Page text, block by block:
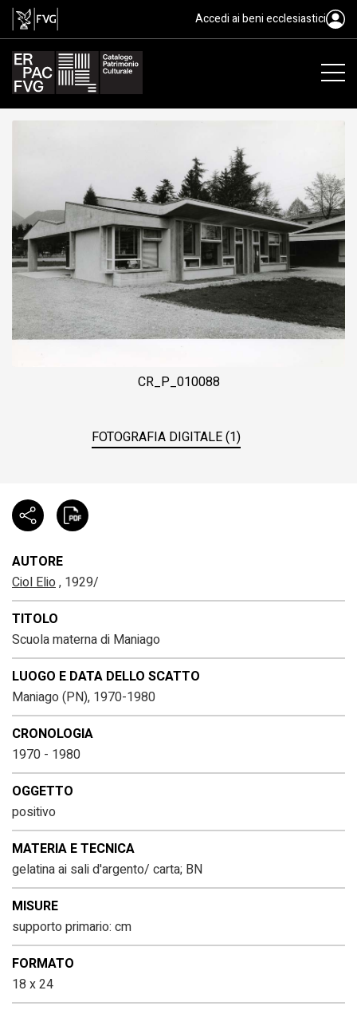
gelatina ai sali d'argento/ carta,
Accedi ai beni ecclesiastici
CR_P_010088
FOTOGRAFIA DIGITALE (1)
AUTORE
Ciol Elio, 1929/
TITOLO
Scuola materna di Maniago
LUOGO E DATA DELLO SCATTO
Maniago (PN), 1970-1980
CRONOLOGIA
1970 - 1980
OGGETTO
positivo
MATERIA E TECNICA
gelatina ai sali d'argento/ carta; BN
MISURE
supporto primario: cm
FORMATO
18 x 24